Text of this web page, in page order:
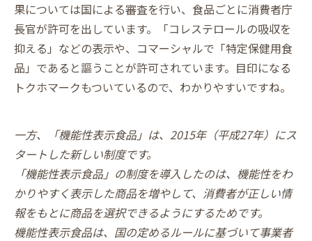
果については国による審査を行い、食品ごとに消費者庁
長官が許可を出しています。「コレステロールの吸収を
抑える」などの表示や、コマーシャルで「特定保健用食
品」であると謳うことが許可されています。目印になる
トクホマークもついているので、わかりやすいですね。
一方、「機能性表示食品」は、2015年（平成27年）にス
タートした新しい制度です。
「機能性表示食品」の制度を導入したのは、機能性をわ
かりやすく表示した商品を増やして、消費者が正しい情
報をもとに商品を選択できるようにするためです。
機能性表示食品は、国の定めるルールに基づいて事業者